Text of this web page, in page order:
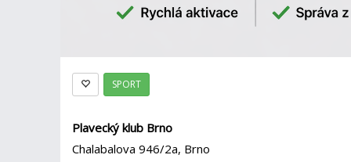
SPORT
Plavecký klub Brno
Chalabalova 946/2a, Brno